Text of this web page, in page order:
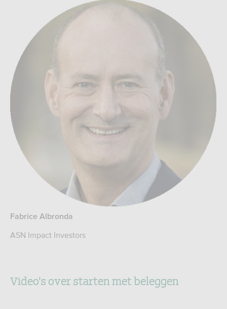
Fabrice Albronda
ASN Impact Investors
Video's over starten met beleggen